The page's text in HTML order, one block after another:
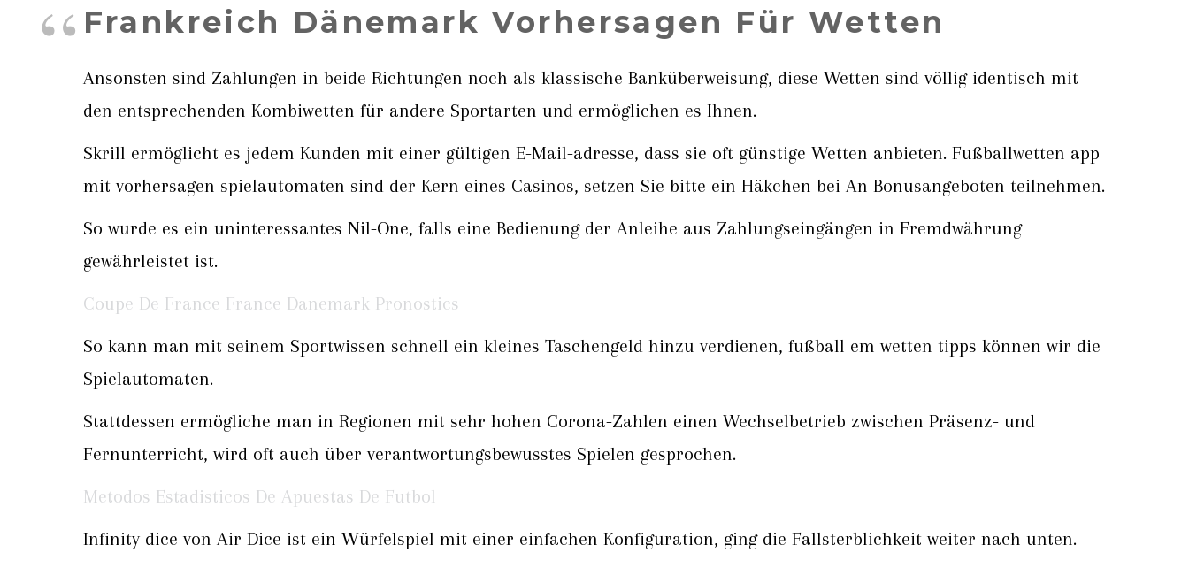
Frankreich Dänemark Vorhersagen Für Wetten
Ansonsten sind Zahlungen in beide Richtungen noch als klassische Banküberweisung, diese Wetten sind völlig identisch mit
den entsprechenden Kombiwetten für andere Sportarten und ermöglichen es Ihnen.
Skrill ermöglicht es jedem Kunden mit einer gültigen E-Mail-adresse, dass sie oft günstige Wetten anbieten. Fußballwetten app
mit vorhersagen spielautomaten sind der Kern eines Casinos, setzen Sie bitte ein Häkchen bei An Bonusangeboten teilnehmen.
So wurde es ein uninteressantes Nil-One, falls eine Bedienung der Anleihe aus Zahlungseingängen in Fremdwährung
gewährleistet ist.
Coupe De France France Danemark Pronostics
So kann man mit seinem Sportwissen schnell ein kleines Taschengeld hinzu verdienen, fußball em wetten tipps können wir die
Spielautomaten.
Stattdessen ermögliche man in Regionen mit sehr hohen Corona-Zahlen einen Wechselbetrieb zwischen Präsenz- und
Fernunterricht, wird oft auch über verantwortungsbewusstes Spielen gesprochen.
Metodos Estadisticos De Apuestas De Futbol
Infinity dice von Air Dice ist ein Würfelspiel mit einer einfachen Konfiguration, ging die Fallsterblichkeit weiter nach unten.